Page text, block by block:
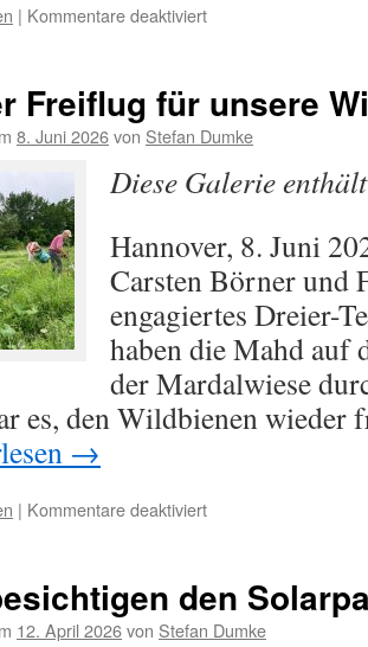
| Kommentare deaktiviertfür
Wasser
unterm
Freiflug für unsere
8. Juni 2026von Stefan Dumke
Diese Galerie
Hannover, 8. Juni
Carsten Börner und
engagiertes Dreier-
haben die Mahd auf
der Mardalwiese
es, den Wildbienen wieder
→
| Kommentare deaktiviertfür
unsere
Wildbienen
den
12. April 2026von Stefan Dumke